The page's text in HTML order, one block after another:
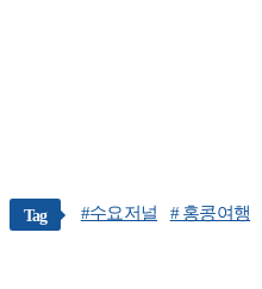
Tag #수요저널 # 홍콩여행